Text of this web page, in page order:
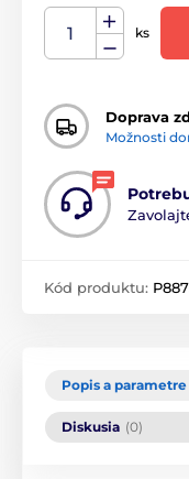
ks
Doprava
Možnosti
Kód produktu:
Popis a parametre
Diskusia (0)